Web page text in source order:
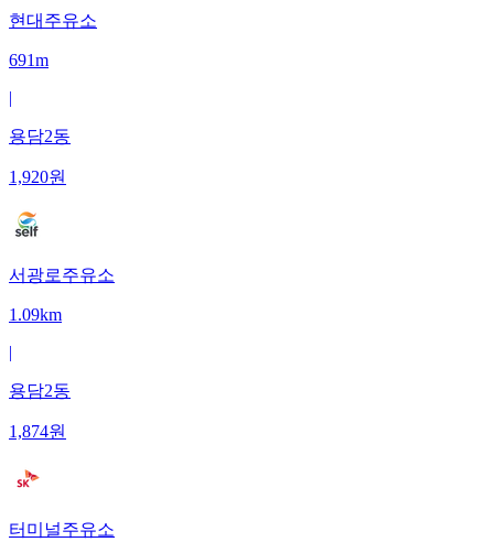
현대주유소
691m
|
용담2동
1,920원
서광로주유소
1.09km
|
용담2동
1,874원
터미널주유소